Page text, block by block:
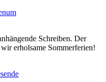
Schreiben. Der
erholsame Sommerferien!